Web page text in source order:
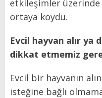
etkileşimler üzerinde
ortaya koydu.
Evcil hayvan alır ya
dikkat etmemiz
Evcil bir hayvanın
isteğine bağlı